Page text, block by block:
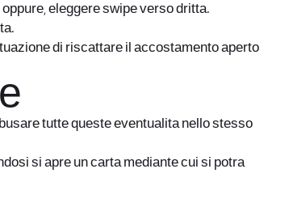
eleggere swipe verso dritta.
di riscattare il accostamento aperto
tutte queste eventualita nello stesso
si apre un carta mediante cui si potra